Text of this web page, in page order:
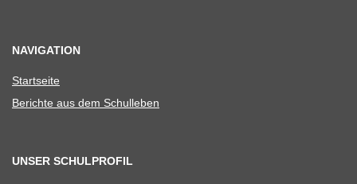
NAVIGATION
Start­seite
Berichte aus dem Schulleben
UNSER SCHULPROFIL